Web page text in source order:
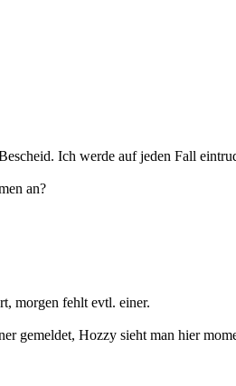
Ich werde auf jeden Fall
an?
morgen fehlt evtl. einer.
gemeldet, Hozzy sieht man hier